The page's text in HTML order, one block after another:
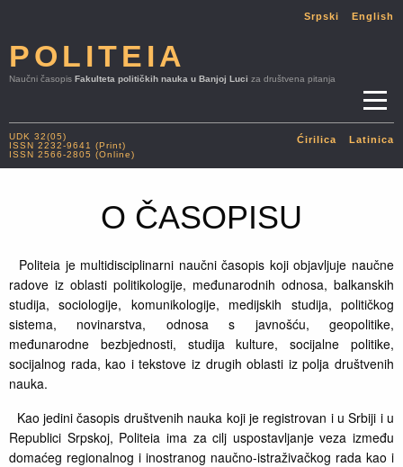
Srpski English
POLITEIA
Naučni časopis Fakulteta političkih nauka u Banjoj Luci za društvena pitanja
UDK 32(05)
ISSN 2232-9641 (Print)
ISSN 2566-2805 (Online)
Ćirilica Latinica
O ČASOPISU
Politeia je multidisciplinarni naučni časopis koji objavljuje naučne
radove iz oblasti politikologije, međunarodnih odnosa, balkanskih
studija, sociologije, komunikologije, medijskih studija, političkog
sistema, novinarstva, odnosa s javnošću, geopolitike,
međunarodne bezbjednosti, studija kulture, socijalne politike,
socijalnog rada, kao i tekstove iz drugih oblasti iz polja društvenih
nauka.
Kao jedini časopis društvenih nauka koji je registrovan i u Srbiji i u
Republici Srpskoj, Politeia ima za cilj uspostavljanje veza između
domaćeg regionalnog i inostranog naučno-istraživačkog rada kao i